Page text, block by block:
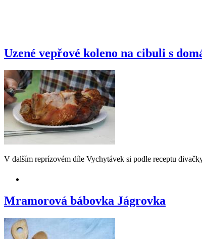
Uzené vepřové koleno na cibuli s
V dalším reprízovém díle Vychytávek si podle receptu
Mramorová bábovka Jágrovka